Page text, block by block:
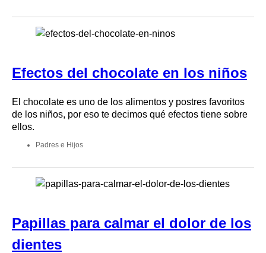
Efectos del chocolate en los niños
El chocolate es uno de los alimentos y postres favoritos
de los niños, por eso te decimos qué efectos tiene sobre
ellos.
Padres e Hijos
Papillas para calmar el dolor de los
dientes